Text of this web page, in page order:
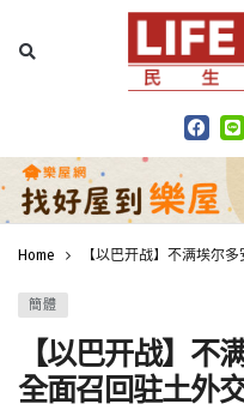
Home 【以巴开战】不满埃尔
簡體
【以巴开战】不
全面召回驻土外